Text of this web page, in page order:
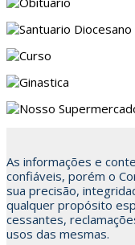
As informações e
confiáveis, porém o
sua precisão,
qualquer propósito
cessantes,
usos das mesmas.